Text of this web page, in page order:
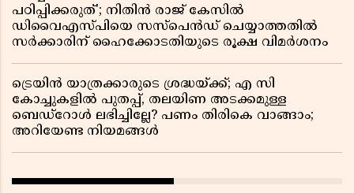
പഠിപ്പിക്കരുത്'; നിതിൻ രാജ് കേസിൽ
ഡിവൈഎസ്പിയെ സസ്പെൻഡ് ചെയ്യാത്തതിൽ
സർക്കാരിന് ഹൈക്കോടതിയുടെ രൂക്ഷ വിമർശനം
ട്രെയിൻ യാത്രക്കാരുടെ ശ്രദ്ധയ്ക്ക്; എ സി
കോച്ചുകളിൽ പുതപ്പ്, തലയിണ അടക്കമുള്ള
ബെഡ്റോൾ ലഭിച്ചില്ലേ? പണം തിരികെ വാങ്ങാം;
അറിയേണ്ട നിയമങ്ങൾ